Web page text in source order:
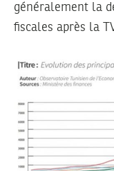
généralement la
fiscales après la